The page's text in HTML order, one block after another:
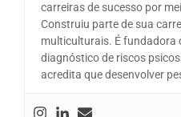
carreiras de sucesso por
Construiu parte de sua
multiculturais. É fundadora
diagnóstico de riscos
acredita que desenvolver